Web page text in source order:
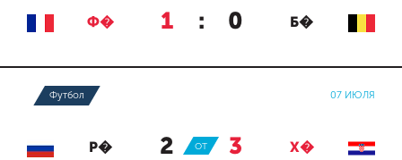
Ф� 1 : 0 Б�
Футбол 07 ИЮЛЯ
Р� 2 : 3 Х�
ОТ